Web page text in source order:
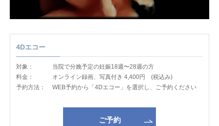
4Dエコー
対象：
当院で分娩予定の妊娠18週〜28週の方
料金：
オンライン録画、写真付き 4,400円 (税込み)
予約方法：
WEB予約から「4Dエコー」を選択し、ご予約ください
ご予約